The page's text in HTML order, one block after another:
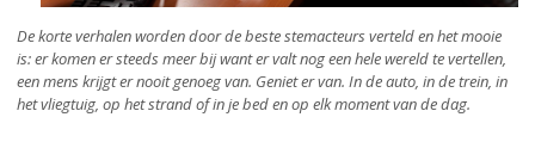
De korte verhalen worden door de beste stemacteurs verteld en het mooie
is: er komen er steeds meer bij want er valt nog een hele wereld te vertellen,
een mens krijgt er nooit genoeg van. Geniet er van. In de auto, in de trein, in
het vliegtuig, op het strand of in je bed en op elk moment van de dag.